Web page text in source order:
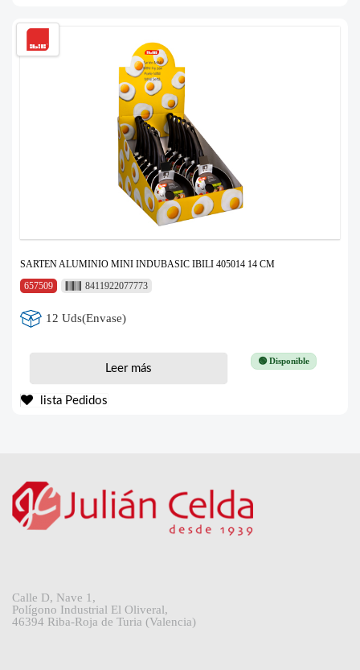
SARTEN ALUMINIO MINI INDUBASIC IBILI 405014 14 CM
657509
8411922077773
12 Uds(Envase)
🟢 Disponible
Leer más
lista Pedidos
Calle D, Nave 1,
Polígono Industrial El Oliveral,
46394 Riba-Roja de Turia (Valencia)